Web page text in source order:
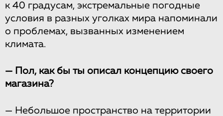
к 40 градусам, экстремальные погодные
условия в разных уголках мира напоминали
о проблемах, вызванных изменением
климата.
— Пол, как бы ты описал концепцию своего
магазина?
— Небольшое пространство на территории